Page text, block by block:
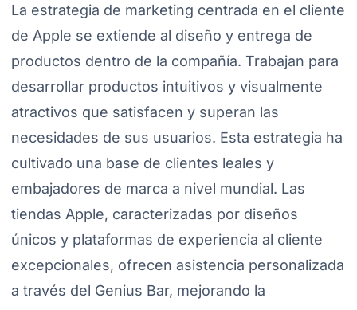
La estrategia de marketing centrada en el cliente
de Apple se extiende al diseño y entrega de
productos dentro de la compañía. Trabajan para
desarrollar productos intuitivos y visualmente
atractivos que satisfacen y superan las
necesidades de sus usuarios. Esta estrategia ha
cultivado una base de clientes leales y
embajadores de marca a nivel mundial. Las
tiendas Apple, caracterizadas por diseños
únicos y plataformas de experiencia al cliente
excepcionales, ofrecen asistencia personalizada
a través del Genius Bar, mejorando la